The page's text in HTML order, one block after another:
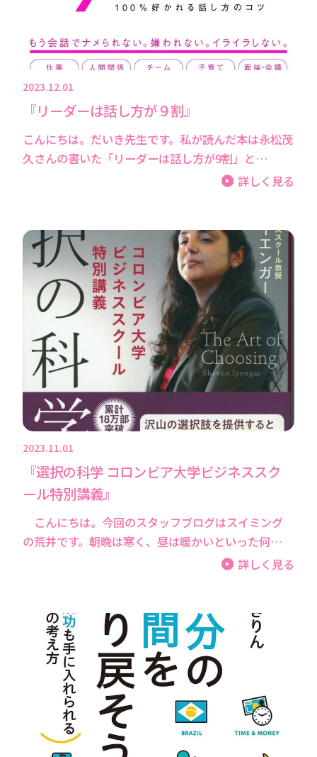
2023.12.01
『リーダーは話し方が９割』
こんにちは。だいき先生です。私が読んだ本は永松茂
久さんの書いた「リーダーは話し方が9割」と…
詳しく見る
2023.11.01
『選択の科学 コロンビア大学ビジネススク
ール特別講義』
こんにちは。今回のスタッフブログはスイミング
の荒井です。朝晩は寒く、昼は暖かいといった何…
詳しく見る